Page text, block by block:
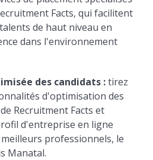
Facts, qui facilitent
de haut niveau en
dans l'environnement
des candidats :tirez
d'optimisation des
Recruitment Facts et
d'entreprise en ligne
professionnels, le
Manatal.